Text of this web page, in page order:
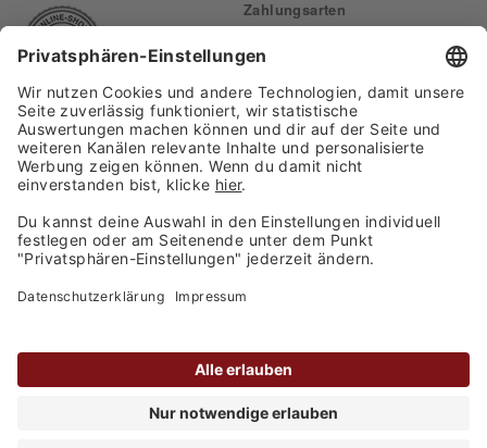
Versand
Zahlungsarten
Finden Sie uns auf: